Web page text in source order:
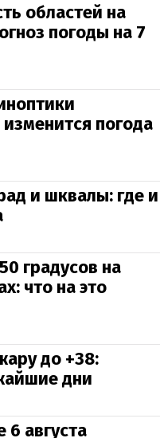
областей на
погоды на 7
погода
и шквалы: где и
градусов на
что на это
до +38:
дни
августа